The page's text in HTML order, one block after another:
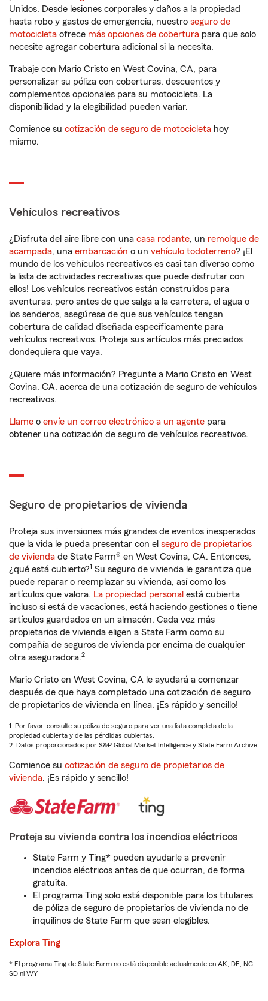
Unidos. Desde lesiones corporales y daños a la propiedad
hasta robo y gastos de emergencia, nuestro seguro de
motocicleta ofrece más opciones de cobertura para que solo
necesite agregar cobertura adicional si la necesita.
Trabaje con Mario Cristo en West Covina, CA, para
personalizar su póliza con coberturas, descuentos y
complementos opcionales para su motocicleta. La
disponibilidad y la elegibilidad pueden variar.
Comience su cotización de seguro de motocicleta hoy
mismo.
Vehículos recreativos
¿Disfruta del aire libre con una casa rodante, un remolque de
acampada, una embarcación o un vehículo todoterreno? ¡El
mundo de los vehículos recreativos es casi tan diverso como
la lista de actividades recreativas que puede disfrutar con
ellos! Los vehículos recreativos están construidos para
aventuras, pero antes de que salga a la carretera, el agua o
los senderos, asegúrese de que sus vehículos tengan
cobertura de calidad diseñada específicamente para
vehículos recreativos. Proteja sus artículos más preciados
dondequiera que vaya.
¿Quiere más información? Pregunte a Mario Cristo en West
Covina, CA, acerca de una cotización de seguro de vehículos
recreativos.
Llame o envíe un correo electrónico a un agente para
obtener una cotización de seguro de vehículos recreativos.
Seguro de propietarios de vivienda
Proteja sus inversiones más grandes de eventos inesperados
que la vida le pueda presentar con el seguro de propietarios
de vivienda de State Farm® en West Covina, CA. Entonces,
¿qué está cubierto?1 Su seguro de vivienda le garantiza que
puede reparar o reemplazar su vivienda, así como los
artículos que valora. La propiedad personal está cubierta
incluso si está de vacaciones, está haciendo gestiones o tiene
artículos guardados en un almacén. Cada vez más
propietarios de vivienda eligen a State Farm como su
compañía de seguros de vivienda por encima de cualquier
otra aseguradora.2
Mario Cristo en West Covina, CA le ayudará a comenzar
después de que haya completado una cotización de seguro
de propietarios de vivienda en línea. ¡Es rápido y sencillo!
1. Por favor, consulte su póliza de seguro para ver una lista completa de la
propiedad cubierta y de las pérdidas cubiertas.
2. Datos proporcionados por S&P Global Market Intelligence y State Farm Archive.
Comience su cotización de seguro de propietarios de
vivienda. ¡Es rápido y sencillo!
Proteja su vivienda contra los incendios eléctricos
State Farm y Ting* pueden ayudarle a prevenir
incendios eléctricos antes de que ocurran, de forma
gratuita.
El programa Ting solo está disponible para los titulares
de póliza de seguro de propietarios de vivienda no de
inquilinos de State Farm que sean elegibles.
Explora Ting
* El programa Ting de State Farm no está disponible actualmente en AK, DE, NC,
SD ni WY